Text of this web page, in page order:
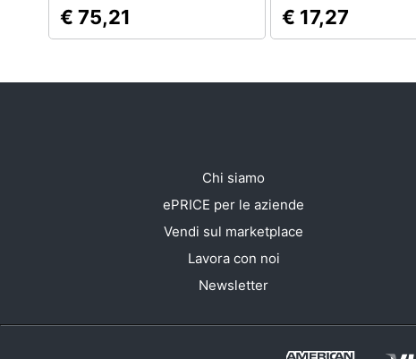
Promozioni
€ 75,21 € 17,27
Chi siamo
ePRICE per le aziende
Vendi sul marketplace
Lavora con noi
Newsletter